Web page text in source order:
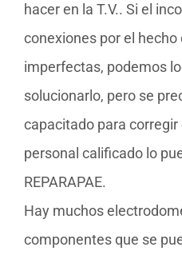
hacer en la T.V.. Si el
conexiones por el hecho
imperfectas, podemos
solucionarlo, pero se
capacitado para corregir
personal calificado lo
REPARAPAE.
Hay muchos
componentes que se